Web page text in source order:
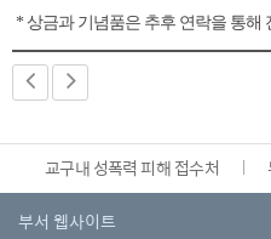
* 상금과 기념품은 추후 연락을 통해
교구내 성폭력 피해 접수처